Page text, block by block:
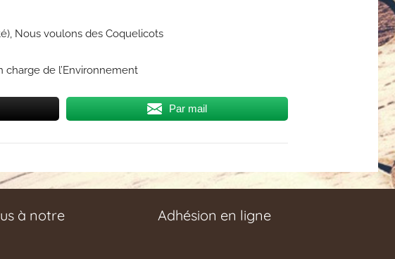
Nous voulons des Coquelicots
de l’Environnement
Par mail
à notre
Adhésion en ligne